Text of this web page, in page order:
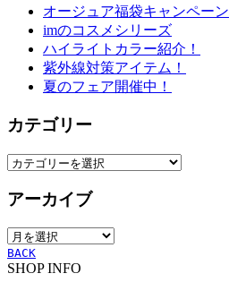
オージュア福袋キャンペーン
imのコスメシリーズ
ハイライトカラー紹介！
紫外線対策アイテム！
夏のフェア開催中！
カテゴリー
カ
ゴ
ー
アーカイブ
ア
ー
カ
BACK
SHOP INFO